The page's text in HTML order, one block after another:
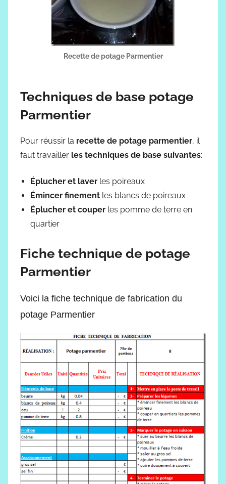
Recette de potage Parmentier
Techniques de base potage
Parmentier
Pour réussir la recette de potage parmentier, il
faut travailler les techniques de base suivantes:
Éplucher et laver les poireaux
Émincer finement les blancs de poireaux
Éplucher et couper les pomme de terre en
quartier
Fiche technique de potage
Parmentier
Voici la fiche technique de fabrication du
potage Parmentier